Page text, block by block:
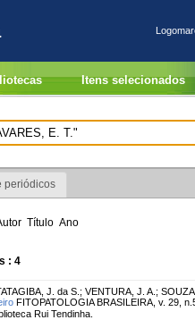
Itens selecionados
periódicos
Título Ano
: 4
J. da S. ; VENTURA, J. A. ;
FITOPATOLOGIA BRASILEIRA, v. 29,
Rui Tendinha.